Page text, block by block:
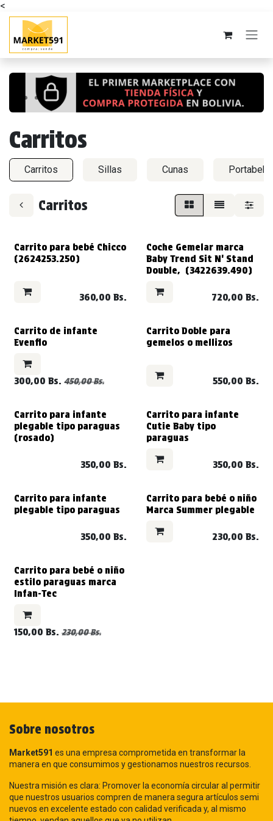
<
Ir al contenido
Anterior
Carritos
Carritos Sillas Cunas
Carritos
Carrito para bebé Chicco
(2624253.250)
360,00 Bs.
VENDIDO
Coche Gemelar marca
Baby Trend Sit N' Stand
Double, (3422639.490)
720,00 Bs.
VENDIDO
Carrito de infante
Evenflo
300,00 Bs. 450,00Bs.
VENDIDO
Carrito Doble para
gemelos o mellizos
550,00 Bs.
Carrito para infante
plegable tipo paraguas
(rosado)
350,00 Bs.
VENDIDO
Carrito para infante
Cutie Baby tipo
paraguas
350,00 Bs.
Carrito para infante
plegable tipo paraguas
350,00 Bs.
VENDIDO
Carrito para bebé o niño
Marca Summer plegable
230,00 Bs.
VENDIDO
Carrito para bebé o niño
estilo paraguas marca
Infan-Tec
150,00 Bs. 230,00Bs.
Sobre nosotros
Market591 es una empresa comprometida en transformar la
manera en que consumimos y gestionamos nuestros recursos.
Nuestra misión es clara: Promover la economía circular al permitir
que nuestros usuarios compren de manera segura artículos semi
nuevos en excelente estado con calidad verificada y, al mismo